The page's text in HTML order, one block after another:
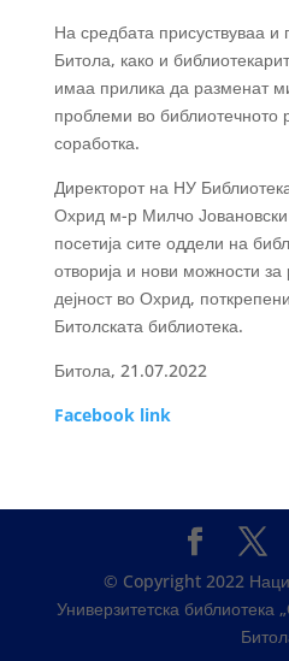
На средбата присуствуваа и
Битола, како и
имаа прилика да разменат
проблеми во
соработка.
Директорот на НУ
Охрид м-р Милчо Јовановски
посетија сите оддели на
отворија и нови можности за
дејност во Охрид,
Битолската библиотека.
Битола, 21.07.2022
Facebook link
© Copyright 2022
Универзитетска библиотека